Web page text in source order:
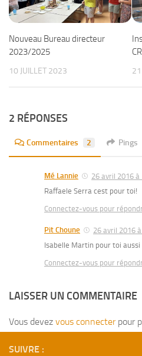
Nouveau Bureau directeur
2023/2025
10 JUILLET 2023
2 RÉPONSES
Commentaires 2 Pings
Mé Lannie
26 avril 2016 à
Raffaele Serra cest pour toi!
Connectez-vous pour
Pit Choune
26 avril 2016
Isabelle Martin pour toi aussi
Connectez-vous pour
LAISSER UN COMMENTAIRE
Vous devez vous connecterpour
SUIVRE :